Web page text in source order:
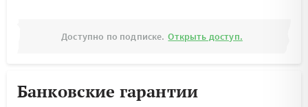
Доступно по подписке. Открыть доступ.
Банковские гарантии